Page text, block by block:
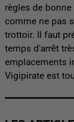
règles de
comme ne pas
trottoir. Il faut
temps d'arrêt
emplacements
Vigipirate est